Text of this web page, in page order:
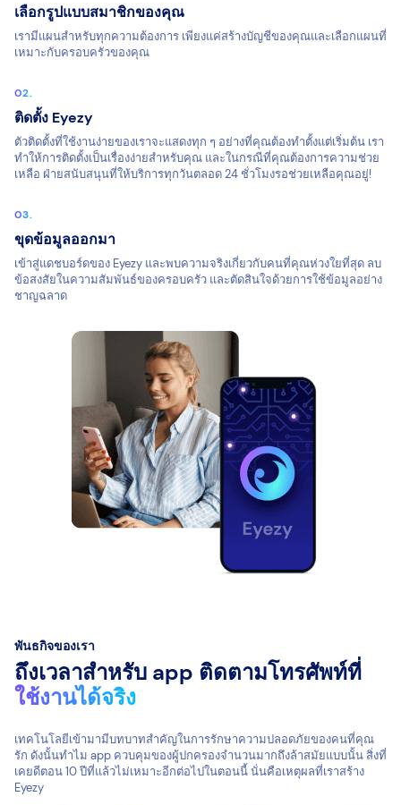
เลือกรูปแบบสมาชิกของคุณ
เรามีแผนสำหรับทุกความต้องการ เพียงแค่สร้างบัญชีของคุณและเลือกแผนที่
เหมาะกับครอบครัวของคุณ
ติดตั้ง Eyezy
ตัวติดตั้งที่ใช้งานง่ายของเราจะแสดงทุก ๆ อย่างที่คุณต้องทำตั้งแต่เริ่มต้น เรา
ทำให้การติดตั้งเป็นเรื่องง่ายสำหรับคุณ และในกรณีที่คุณต้องการความช่วย
เหลือ ฝ่ายสนับสนุนที่ให้บริการทุกวันตลอด 24 ชั่วโมงรอช่วยเหลือคุณอยู่!
ขุดข้อมูลออกมา
เข้าสู่แดชบอร์ดของ Eyezy และพบความจริงเกี่ยวกับคนที่คุณห่วงใยที่สุด ลบ
ข้อสงสัยในความสัมพันธ์ของครอบครัว และตัดสินใจด้วยการใช้ข้อมูลอย่าง
ชาญฉลาด
พันธกิจของเรา
ถึงเวลาสำหรับ app ติดตามโทรศัพท์ที่
ใช้งานได้จริง
เทคโนโลยีเข้ามามีบทบาทสำคัญในการรักษาความปลอดภัยของคนที่คุณ
รัก ดังนั้นทำไม app ควบคุมของผู้ปกครองจำนวนมากถึงล้าสมัยแบบนั้น สิ่งที่
เคยดีตอน 10 ปีที่แล้วไม่เหมาะอีกต่อไปในตอนนี้ นั่นคือเหตุผลที่เราสร้าง
Eyezy